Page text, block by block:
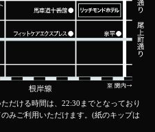
だける時間は、22:30までとなっており
みご利用いただけます。(紙のキップは